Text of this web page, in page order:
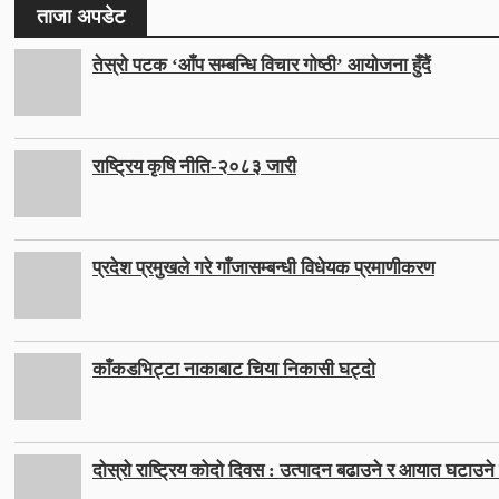
ताजा अपडेट
तेस्रो पटक ‘आँप सम्बन्धि विचार गोष्ठी’ आयोजना हुँदैं
राष्ट्रिय कृषि नीति-२०८३ जारी
प्रदेश प्रमुखले गरे गाँजासम्बन्धी विधेयक प्रमाणीकरण
काँकडभिट्टा नाकाबाट चिया निकासी घट्दो
दोस्रो राष्ट्रिय कोदो दिवस : उत्पादन बढाउने र आयात घटाउने